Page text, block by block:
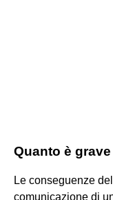
Quanto è
Le conseguenze
comunicazione di